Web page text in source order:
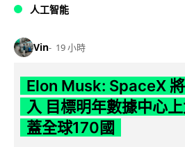
人工智能
Vin 19 小時
Elon Musk: SpaceX
入 目標明年數據中心
蓋全球170國